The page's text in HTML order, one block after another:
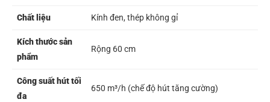
Chất liệu Kính đen, thép không gỉ
Kích thước sản
phẩm
Rộng 60 cm
Công suất hút tối
đa
650 m³/h (chế độ hút tăng cường)